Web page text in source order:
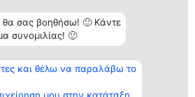
θα σας βοηθήσω! 🙂 Κάντε
συνομιλίας! 🙂
και θέλω να παραλάβω το
Κατάταξη
Διακριθέντες
των
Επικοινωνία
Επικοινωνία